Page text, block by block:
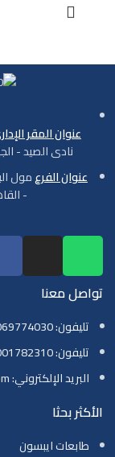
عنوان المقر
نادى الصيد -
عنوان الفرعمول
-
تواصل معنا
تليفون: 01069774030
تليفون: 01001782310
البريد الإلكتروني: info@trade-house.com
الأكثر بحثا
طابعات ايبسون